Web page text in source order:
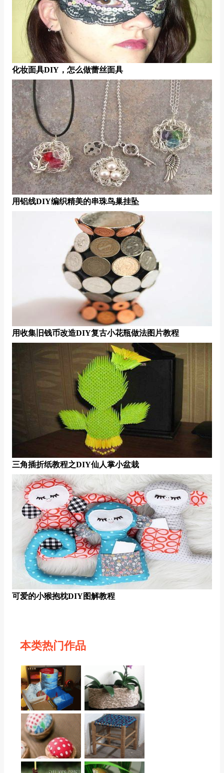
化妆面具DIY，怎么做蕾丝面具
用铝线DIY编织精美的串珠鸟巢挂坠
用收集旧钱币改造DIY复古小花瓶做法图片教程
三角插折纸教程之DIY仙人掌小盆栽
可爱的小猴抱枕DIY图解教程
本类热门作品